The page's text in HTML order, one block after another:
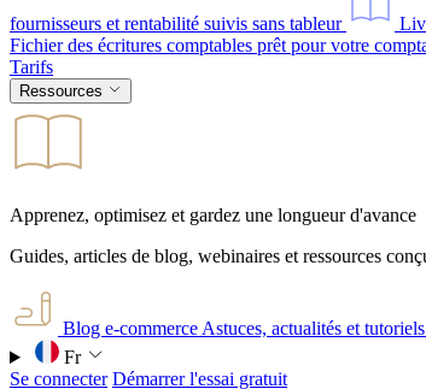
fournisseurs et rentabilité suivis sans tableur
Fichier des écritures comptables prêt pour votre
Tarifs
Ressources
Apprenez, optimisez et gardez une longueur d'avance
Guides, articles de blog, webinaires et ressources
Blog e-commerce Astuces, actualités et tutoriels
Fr
Se connecter Démarrer l'essai gratuit